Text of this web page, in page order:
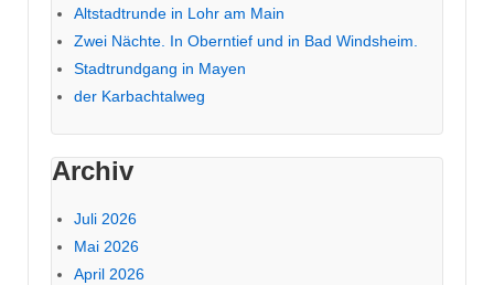
Altstadtrunde in Lohr am Main
Zwei Nächte. In Oberntief und in Bad Windsheim.
Stadtrundgang in Mayen
der Karbachtalweg
Archiv
Juli 2026
Mai 2026
April 2026